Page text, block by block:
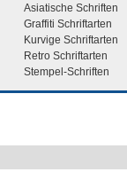
Asiatische Schriften
Graffiti Schriftarten
Kurvige Schriftarten
Retro Schriftarten
Stempel-Schriften